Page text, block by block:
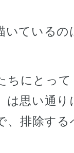
いているの
ちにとって
は思い通り
、排除する